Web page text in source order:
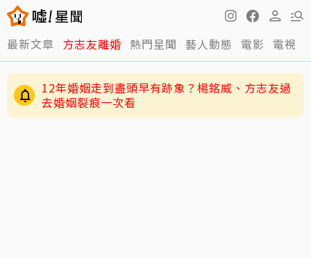
最新文章 方志友離婚 熱門星聞 藝人動態 電影 電視
12年婚姻走到盡頭早有跡象？楊銘威、方志友過
去婚姻裂痕一次看